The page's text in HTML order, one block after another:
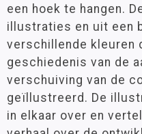
een hoek te hangen.
illustraties en uit een
verschillende kleuren
geschiedenis van de
verschuiving van de
geïllustreerd. De
in elkaar over en